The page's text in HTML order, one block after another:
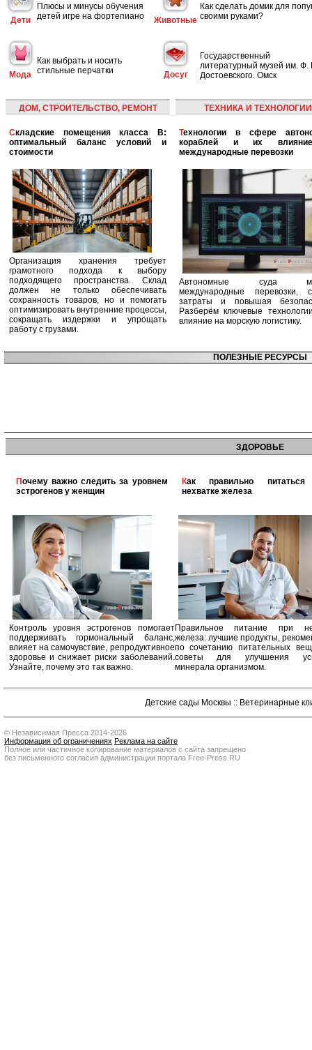
Дети
Плюсы и минусы обучения
детей игре на фортепиано
Животные
Как сделать домик для
своими руками?
Мода
Как выбрать и носить
стильные перчатки
Досуг
Государственный
литературный музей им. Ф.
Достоевского. Омск
ДОМ, СТРОИТЕЛЬСТВО, РЕМОНТ
Складские помещения класса B:
оптимальный баланс условий и
стоимости
Организация хранения требует
грамотного подхода к выбору
подходящего пространства. Склад
должен не только обеспечивать
сохранность товаров, но и помогать
оптимизировать внутренние процессы,
сокращать издержки и упрощать
работу с грузами.
ТЕХНИКА И ТЕХНОЛОГИИ
Технологии в сфере автономных
кораблей и их
международные перевозки
Автономные суда
международные перевозки,
затраты и повышая
Разберём ключевые
влияние на морскую логистику.
ПОЛЕЗНЫЕ РЕСУРСЫ
ЗДОРОВЬЕ
Почему важно следить за уровнем
эстрогенов у женщин
Контроль уровня эстрогенов помогает
поддерживать гормональный баланс,
влияет на самочувствие, репродуктивное
здоровье и снижает риски заболеваний.
Узнайте, почему это так важно.
Как правильно питаться при
нехватке железа
Правильное питание при
железа: лучшие продукты,
по сочетанию питательных
советы для улучшения
минерала организмом.
Детские сады Москвы :: Ветеринарные
© Независимая Пресса 2014-2026
Информация об ограничениях Реклама на сайте
Полное или частичное копирование материалов с сайта запрещено
без письменного согласия администрации портала Free-Press.RU